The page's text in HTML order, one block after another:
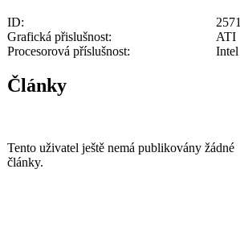
ID:
2571
Grafická přislušnost:
ATI
Procesorová příslušnost:
Intel
Články
Tento uživatel ještě nemá publikovány žádné
články.